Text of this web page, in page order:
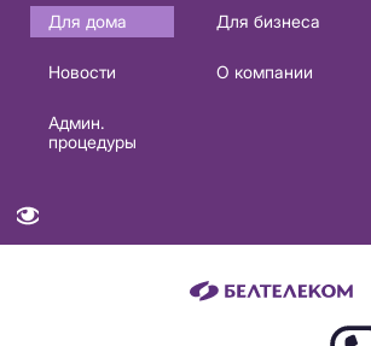
Основная
навигация
Для дома Для бизнеса
Новости
О компании
Админ.
процедуры